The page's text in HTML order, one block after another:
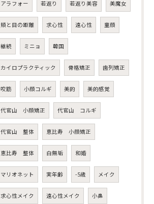
アラフォー 若返り 若返り美容 美魔女
頬と目の距離 求心性 遠心性 童顔
継続 ミニョ 韓国
カイロプラクティック 骨格矯正 歯列矯正
咬筋 小顔コルギ 美的 美的感覚
代官山 小顔矯正 代官山 コルギ
代官山 整体 恵比寿 小顔矯正
恵比寿 整体 白無垢 和婚
マリオネット 実年齢 -5歳 メイク
求心性メイク 遠心性メイク 小鼻